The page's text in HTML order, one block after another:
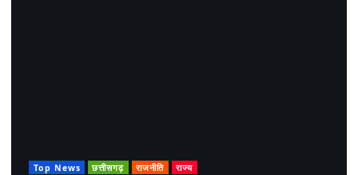
Top News छत्तीसगढ़ राजनीति
राज्य